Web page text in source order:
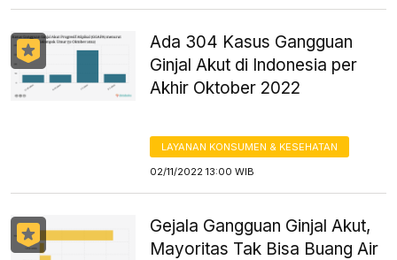
Ada 304 Kasus Gangguan
Ginjal Akut di Indonesia per
Akhir Oktober 2022
LAYANAN KONSUMEN & KESEHATAN
02/11/2022 13:00 WIB
Gejala Gangguan Ginjal Akut,
Mayoritas Tak Bisa Buang Air